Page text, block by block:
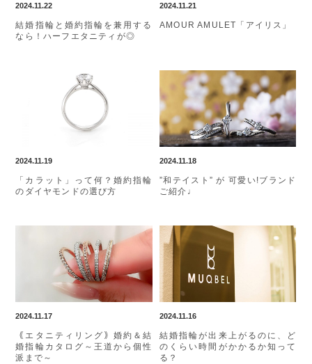
2024.11.22
結婚指輪と婚約指輪を兼用する
なら！ハーフエタニティが◎
2024.11.21
AMOUR AMULET「アイリス」
2024.11.19
「カラット」って何？婚約指輪
のダイヤモンドの選び方
2024.11.18
”和テイスト” が 可愛い!ブランド
ご紹介♩
2024.11.17
｟エタニティリング｠婚約＆結
婚指輪カタログ～王道から個性
派まで～
2024.11.16
結婚指輪が出来上がるのに、ど
のくらい時間がかかるか知って
る？